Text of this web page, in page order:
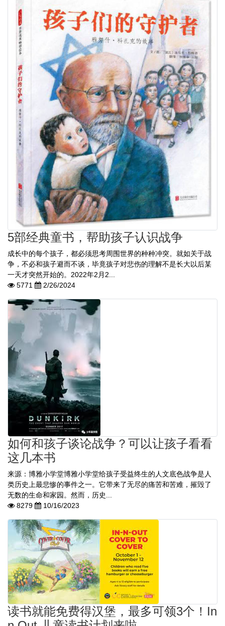
5部经典童书，帮助孩子认识战争
成长中的每个孩子，都必须思考周围世界的种种冲突。就如关于战
争，不必和孩子避而不谈，毕竟孩子对悲伤的理解不是长大以后某
一天才突然开始的。2022年2月2...
5771
2/26/2024
如何和孩子谈论战争？可以让孩子看看
这几本书
来源：博雅小学堂博雅小学堂给孩子受益终生的人文底色战争是人
类历史上最悲惨的事件之一。它带来了无尽的痛苦和苦难，摧毁了
无数的生命和家园。然而，历史...
8279
10/16/2023
读书就能免费得汉堡，最多可领3个！In